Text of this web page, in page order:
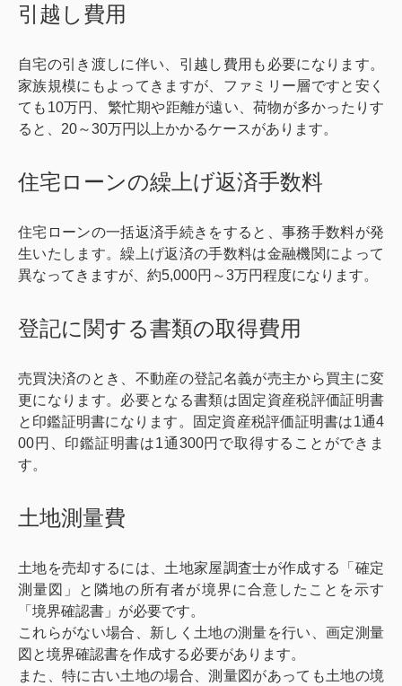
引越し費用
自宅の引き渡しに伴い、引越し費用も必要になります。
家族規模にもよってきますが、ファミリー層ですと安く
ても10万円、繁忙期や距離が遠い、荷物が多かったりす
ると、20～30万円以上かかるケースがあります。
住宅ローンの繰上げ返済手数料
住宅ローンの一括返済手続きをすると、事務手数料が発
生いたします。繰上げ返済の手数料は金融機関によって
異なってきますが、約5,000円～3万円程度になります。
登記に関する書類の取得費用
売買決済のとき、不動産の登記名義が売主から買主に変
更になります。必要となる書類は固定資産税評価証明書
と印鑑証明書になります。固定資産税評価証明書は1通4
00円、印鑑証明書は1通300円で取得することができま
す。
土地測量費
土地を売却するには、土地家屋調査士が作成する「確定
測量図」と隣地の所有者が境界に合意したことを示す
「境界確認書」が必要です。
これらがない場合、新しく土地の測量を行い、画定測量
図と境界確認書を作成する必要があります。
また、特に古い土地の場合、測量図があっても土地の境